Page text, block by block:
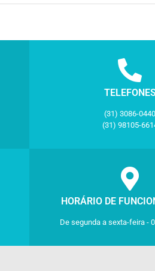
(31) 3086-0440
(31) 98105-
HORÁRIO DE
De segunda a sexta-feira -